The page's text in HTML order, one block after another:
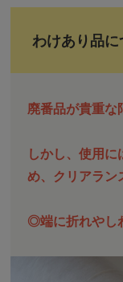
わけあり品
廃番品が貴重な
しかし、使用
め、クリアラン
◎端に折れやし